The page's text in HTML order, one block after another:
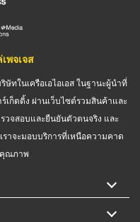
พจเจส
ทในเครือเอไอเอส ในฐานะผู้นำที่
ก็ตติ้ง ผ่านเว็บไซต์รวมสินค้าและ
วจสอบและยืนยันตัวตนจริง และ
าจะมอบบริการที่เหนือความคาด
ณภาพ